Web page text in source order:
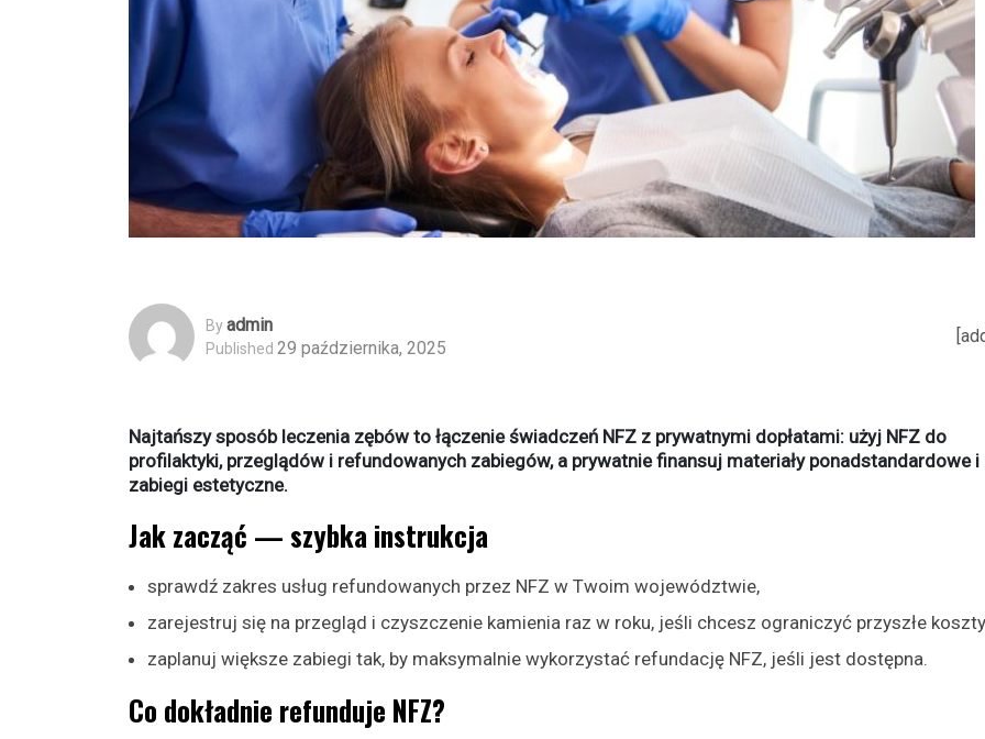
ByAdmin
Published 29 października, 2025
Najtańszy sposób leczenia zębów to łączenie świadczeń NFZ z prywatnymi dopłatami: użyj NFZ do
profilaktyki, przeglądów i refundowanych zabiegów, a prywatnie finansuj materiały ponadstandardowe i
zabiegi estetyczne.
Jak zacząć — szybka instrukcja
sprawdź zakres usług refundowanych przez NFZ w Twoim województwie,
zarejestruj się na przegląd i czyszczenie kamienia raz w roku, jeśli chcesz ograniczyć przyszłe
zaplanuj większe zabiegi tak, by maksymalnie wykorzystać refundację NFZ, jeśli jest dostępna.
Co dokładnie refunduje NFZ?